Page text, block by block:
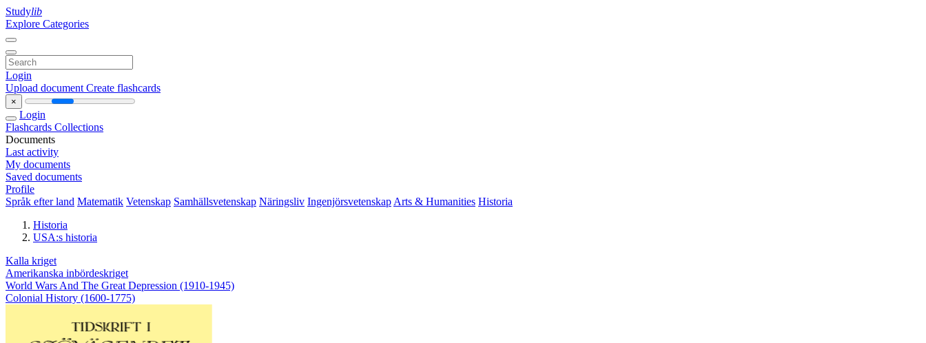
Studylib
Explore Categories
Login
Upload document Create flashcards
×
Login
Flashcards Collections
Documents
Last activity
My documents
Saved documents
Profile
Språk efter land Matematik Vetenskap Samhällsvetenskap Näringsliv Ingenjörsvetenskap Arts & Humanities Historia
Historia
USA:s historia
Kalla kriget
Amerikanska inbördeskriget
World Wars And The Great Depression (1910-1945)
Colonial History (1600-1775)